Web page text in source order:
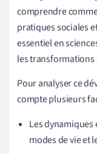
comprendre
pratiques sociales
essentiel en
les
Pour analyser ce
compte plusieurs
Les
modes de vie et